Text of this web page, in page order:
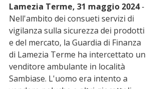
Lamezia Terme, 31 maggio 2024 -
Nell'ambito dei consueti servizi di
vigilanza sulla sicurezza dei prodotti
e del mercato, la Guardia di Finanza
di Lamezia Terme ha intercettato un
venditore ambulante in località
Sambiase. L'uomo era intento a